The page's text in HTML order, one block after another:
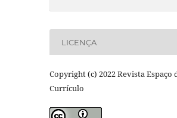
LICENÇA
Copyright (c) 2022 Revista Espaço
Currículo